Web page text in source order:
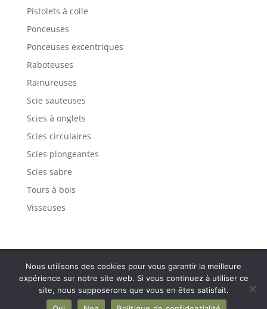
Pistolets à colle
Ponceuses
Ponceuses excentriques
Raboteuses
Rainureuses
Scie sauteuses
Scies à onglets
Scies circulaires
Scies plongeantes
Scies sabre
Tours à bois
Visseuses
Politique de confidentialité
Mentions légales
Plan de site
Contact
Nous utilisons des cookies pour vous garantir la meilleure
expérience sur notre site web. Si vous continuez à utiliser ce
site, nous supposerons que vous en êtes satisfait.